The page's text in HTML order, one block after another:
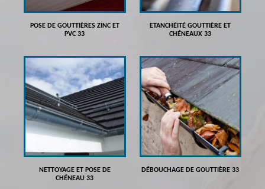
POSE DE GOUTTIÈRES ZINC ET
PVC 33
ETANCHÉITÉ GOUTTIÈRE ET
CHÉNEAUX 33
NETTOYAGE ET POSE DE
CHÉNEAU 33
DÉBOUCHAGE DE GOUTTIÈRE 33